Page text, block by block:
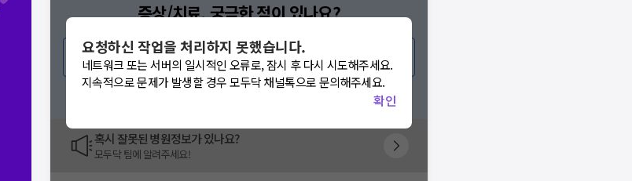
증상/치료, 궁금한 점이 있나요?
💬 무엇이든 물어보세요
혹은, 의료상담 서비스에 다양한 게시글 보러가기
혹시 잘못된 병원정보가 있나요?
모두닥 팀에 알려주세요!
요청하신 작업을 처리하지 못했습니다.
네트워크 또는 서버의 일시적인 오류로, 잠시 후 다시 시도해주세요.
지속적으로 문제가 발생할 경우 모두닥 채널톡으로 문의해주세요.
확인